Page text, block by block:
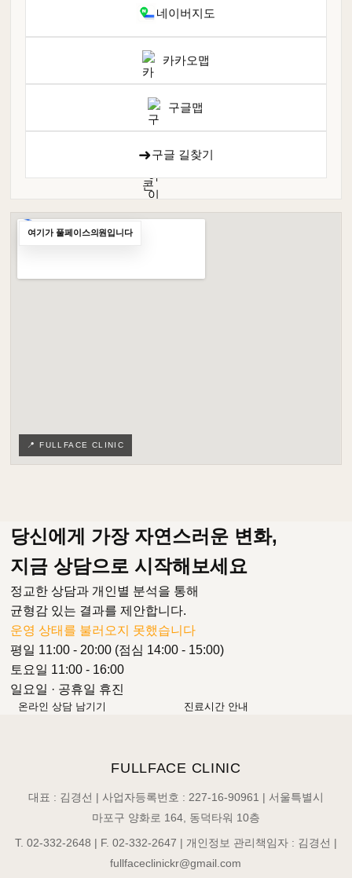
네이버지도
카카오맵
구글맵
➜구글 길찾기
📍 FULLFACE CLINIC
여기가 풀페이스의원입니다
당신에게 가장 자연스러운 변화,
지금 상담으로 시작해보세요
정교한 상담과 개인별 분석을 통해
균형감 있는 결과를 제안합니다.
운영 상태를 불러오지 못했습니다
평일 11:00 - 20:00 (점심 14:00 - 15:00)
토요일 11:00 - 16:00
일요일 · 공휴일 휴진
온라인 상담 남기기 진료시간 안내
FULLFACE CLINIC
대표 : 김경선 | 사업자등록번호 : 227-16-90961 | 서울특별시
마포구 양화로 164, 동덕타워 10층
T. 02-332-2648 | F. 02-332-2647 | 개인정보 관리책임자 : 김경선 |
fullfaceclinickr@gmail.com